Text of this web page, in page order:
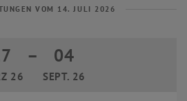
auflisten
VOM 14. JULI 2026
26
17 März 2026 bis 04 September 2026
– 04
SEPT. 26